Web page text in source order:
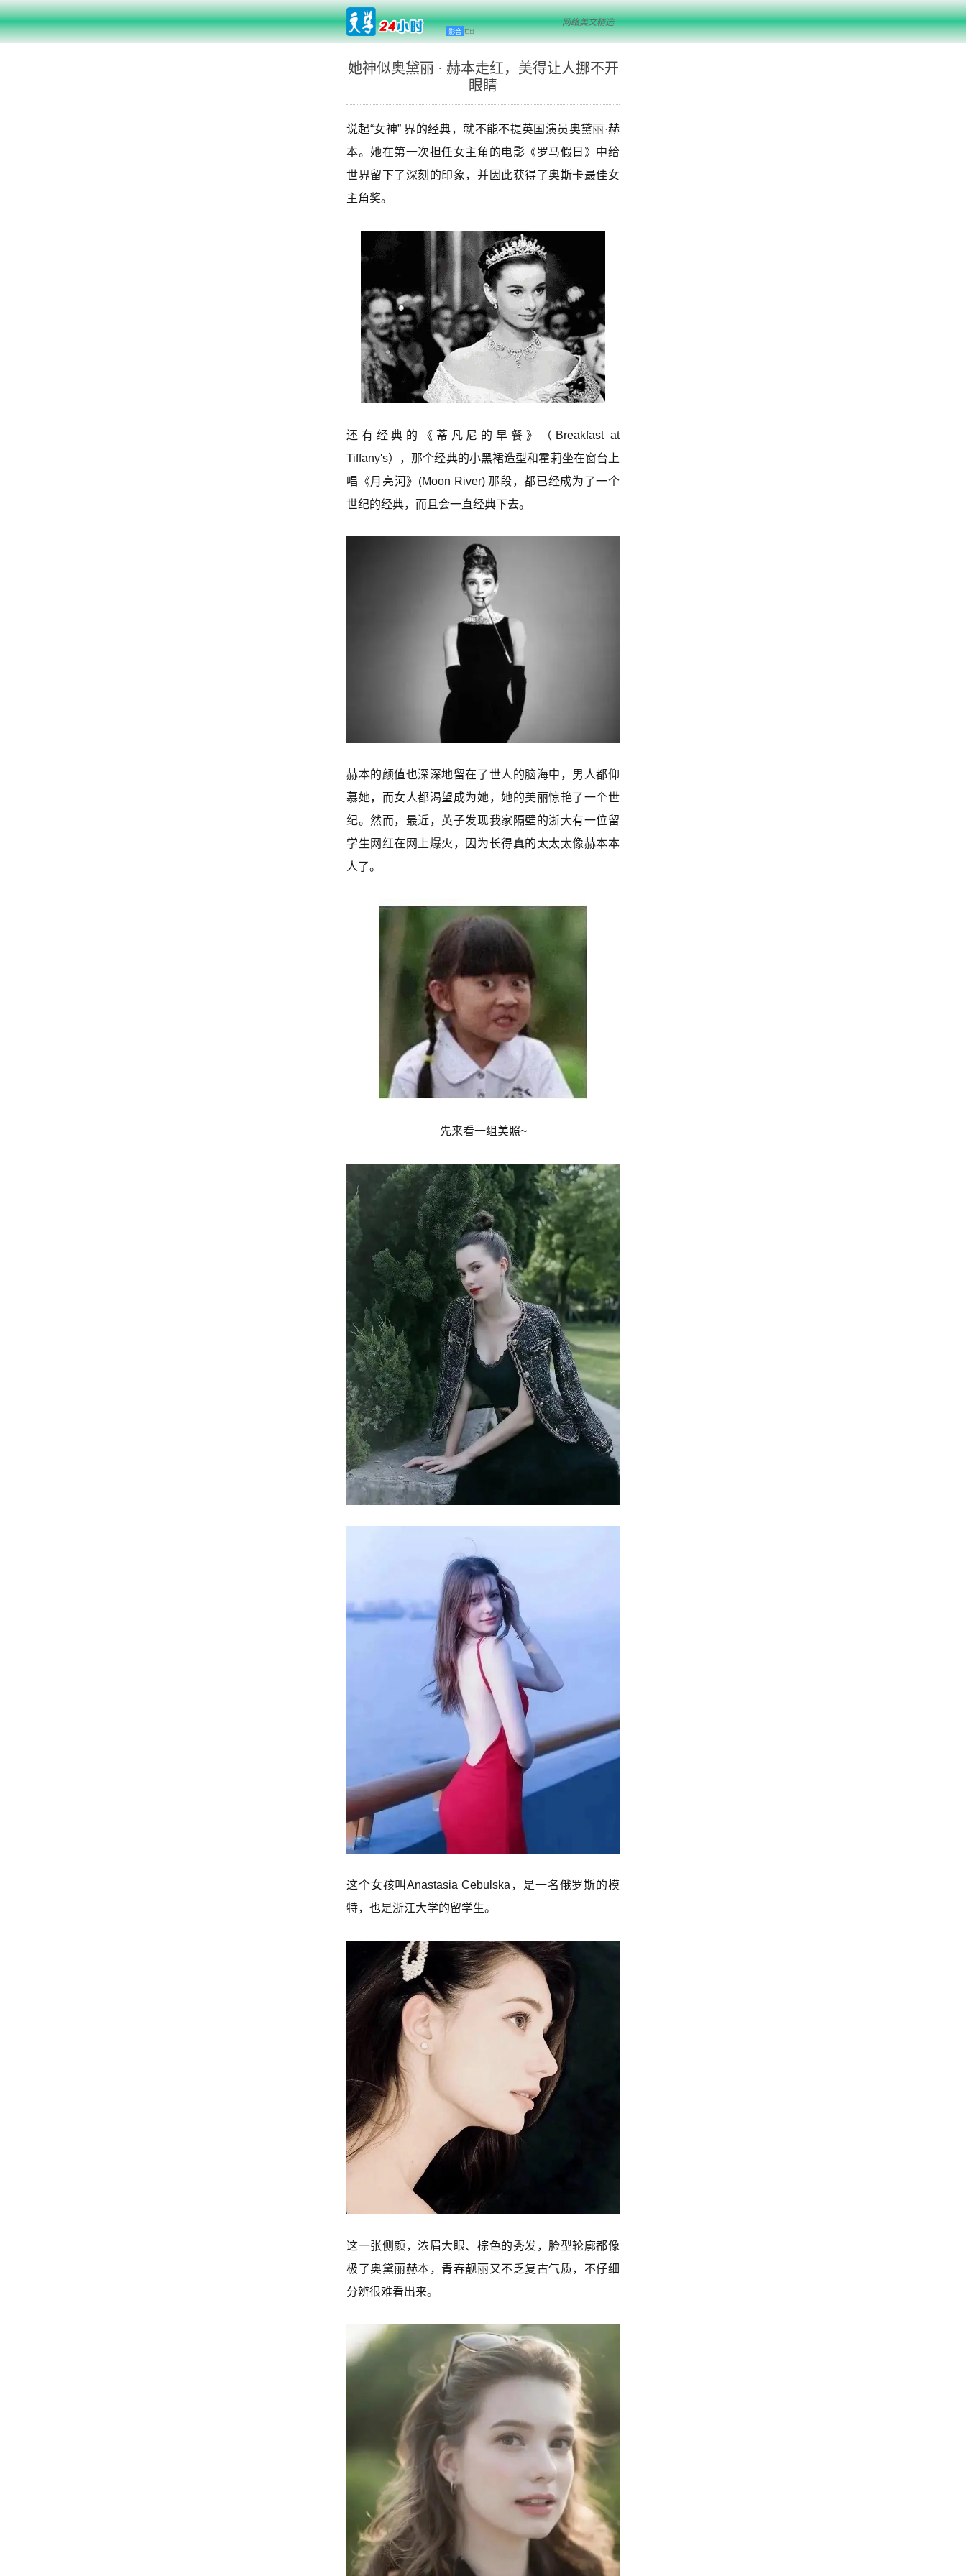
影音 栏目
网络美文精选
她神似奥黛丽 · 赫本走红，美得让人挪不开
眼睛
说起“女神” 界的经典，就不能不提英国演员奥黛丽·赫
本。她在第一次担任女主角的电影《罗马假日》中给
世界留下了深刻的印象，并因此获得了奥斯卡最佳女
主角奖。
还有经典的《蒂凡尼的早餐》（Breakfast at
Tiffany's），那个经典的小黑裙造型和霍莉坐在窗台上
唱《月亮河》(Moon River) 那段，都已经成为了一个
世纪的经典，而且会一直经典下去。
赫本的颜值也深深地留在了世人的脑海中，男人都仰
慕她，而女人都渴望成为她，她的美丽惊艳了一个世
纪。然而，最近，英子发现我家隔壁的浙大有一位留
学生网红在网上爆火，因为长得真的太太太像赫本本
人了。
先来看一组美照~
这个女孩叫Anastasia Cebulska，是一名俄罗斯的模
特，也是浙江大学的留学生。
这一张侧颜，浓眉大眼、棕色的秀发，脸型轮廓都像
极了奥黛丽赫本，青春靓丽又不乏复古气质，不仔细
分辨很难看出来。